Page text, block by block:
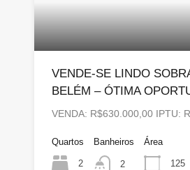
VENDE-SE LINDO
BELÉM – ÓTIMA
VENDA: R$630.000,00 IPTU:
Quartos
2
Banheiros
2
Área
125